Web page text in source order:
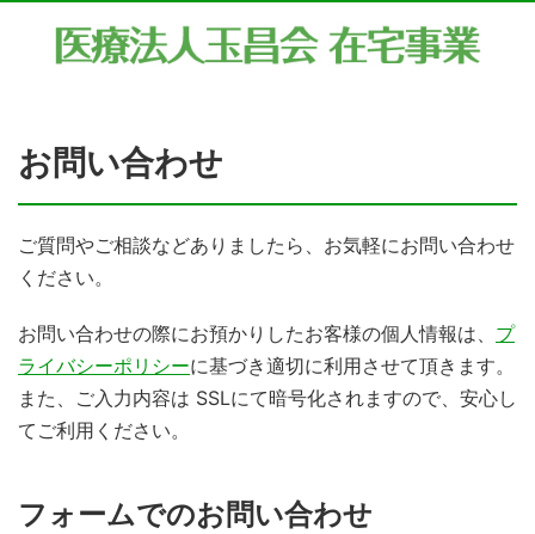
お問い合わせ
ご質問やご相談などありましたら、お気軽にお問い合わせ
ください。
お問い合わせの際にお預かりしたお客様の個人情報は、 プ
ライバシーポリシーに基づき適切に利用させて頂きます。
また、ご入力内容は SSLにて暗号化されますので、安心し
てご利用ください。
フォームでのお問い合わせ